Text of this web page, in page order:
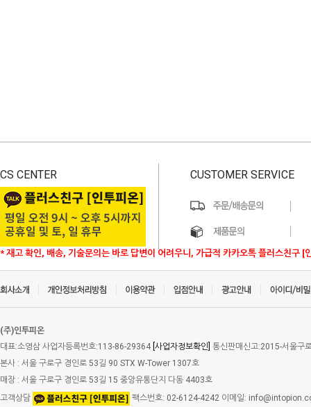
CS CENTER
* 재고 확인, 배송, 기술문의는 바로 답변이 어려우니, 가급적 카카오톡 플러스친구 [
CUSTOMER SERVICE
(주)인투피온
대표:소영삼 사업자등록번호:113-86-29364 [사업자정보확인] 통신판매신고:2015-서울구
본사 : 서울 구로구 경인로 53길 90 STX W-Tower 1307호
매장 : 서울 구로구 경인로 53길 15 중앙유통단지 다동 4403호
고객상담
팩스번호: 02-6124-4242 이메일: